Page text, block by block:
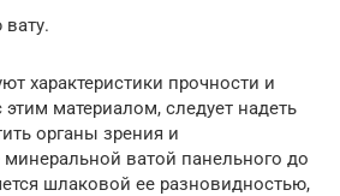
характеристики прочности и
этим материалом, следует надеть
органы зрения и
ватой панельного до
шлаковой ее разновидностью,